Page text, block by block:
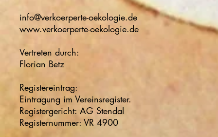
info@verkoerperte-oekologie.de
www.verkoerperte-oekologie.de
Vertreten durch:
Florian Betz
Registereintrag:
Eintragung im Vereinsregister.
Registergericht: AG Stendal
Registernummer: VR 4900